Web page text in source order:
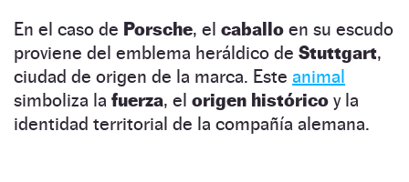
En el caso de Porsche, el caballo en su escudo
proviene del emblema heráldico de Stuttgart,
ciudad de origen de la marca. Este animal
simboliza la fuerza, el origen histórico y la
identidad territorial de la compañía alemana.